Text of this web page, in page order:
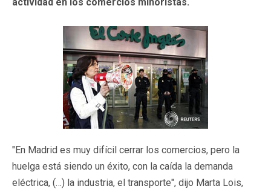
"En Madrid es muy difícil cerrar los comercios, pero la
huelga está siendo un éxito, con la caída la demanda
eléctrica, (…) la industria, el transporte", dijo Marta Lois,